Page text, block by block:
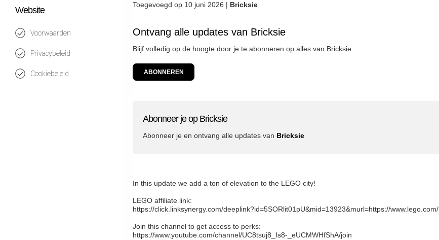
Website
Voorwaarden
Privacybeleid
Cookiebeleid
Toegevoegd op 10 juni 2026 | Bricksie
Ontvang alle updates van Bricksie
Blijf volledig op de hoogte door je te abonneren op alles van Bricksie
ABONNEREN
Abonneer je op Bricksie
Abonneer je en ontvang alle updates van Bricksie
In this update we add a ton of elevation to the LEGO city!
LEGO affiliate link:
https://click.linksynergy.com/deeplink?id=5SORlit01pU&mid=13923&murl=https://www.lego.com/
Join this channel to get access to perks:
https://www.youtube.com/channel/UC8tsuj8_Is8-_eUCMWHfShA/join